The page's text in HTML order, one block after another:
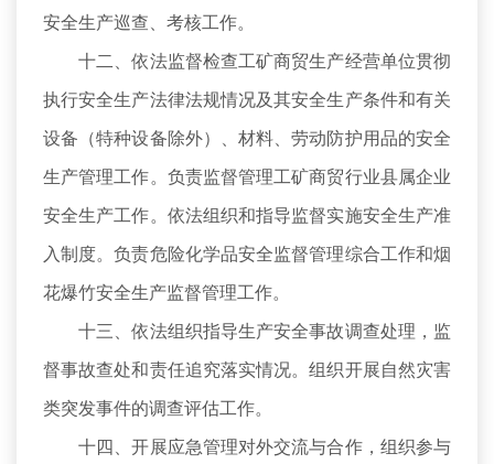
安全生产巡查、考核工作。
十二、依法监督检查工矿商贸生产经营单位贯彻
执行安全生产法律法规情况及其安全生产条件和有关
设备（特种设备除外）、材料、劳动防护用品的安全
生产管理工作。负责监督管理工矿商贸行业县属企业
安全生产工作。依法组织和指导监督实施安全生产准
入制度。负责危险化学品安全监督管理综合工作和烟
花爆竹安全生产监督管理工作。
十三、依法组织指导生产安全事故调查处理，监
督事故查处和责任追究落实情况。组织开展自然灾害
类突发事件的调查评估工作。
十四、开展应急管理对外交流与合作，组织参与